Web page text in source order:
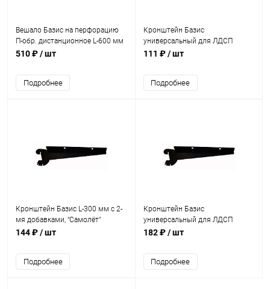
Вешало Базис на перфорацию
П-обр. дистанционное L-600 мм
510 ₽/ шт
Подробнее
Кронштейн Базис
универсальный для ЛДСП
правый L-250 мм
111 ₽/ шт
Подробнее
Кронштейн Базис L-300 мм с 2-
мя добавками, "Самолёт"
144 ₽/ шт
Подробнее
Кронштейн Базис
универсальный для ЛДСП
левый L-410 мм
182 ₽/ шт
Подробнее